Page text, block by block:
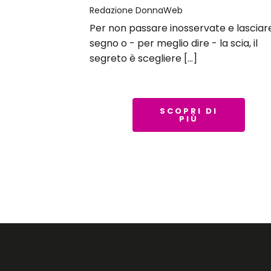
Redazione DonnaWeb
Per non passare inosservate e
segno o - per meglio dire - la scia, il
segreto è scegliere […]
SCOPRI DI
PIÙ